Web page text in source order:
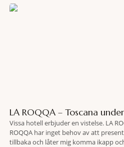
LA ROQQA – Toscana
Vissa hotell erbjuder en vistelse. LA
ROQQA har inget behov av att
tillbaka och låter mig komma ikapp